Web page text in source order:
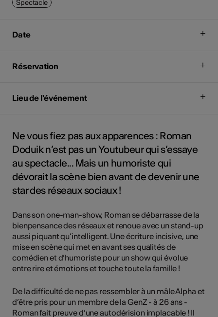
Spectacle
Date
Réservation
Lieu de l'événement
Ne vous fiez pas aux apparences : Roman
Doduik n’est pas un Youtubeur qui s’essaye
au spectacle... Mais un humoriste qui
dévorait la scène bien avant de devenir une
star des réseaux sociaux !
Dans son one-man-show, Roman se débarrasse de la
bienpensance des réseaux et renoue avec un stand-up
aussi piquant qu’intelligent. Une écriture incisive, une
mise en scène qui met en avant ses qualités de
comédien et d’humoriste pour un show qui évolue
entre rire et émotions et touche toute la famille !
De la difficulté de ne pas ressembler à un mâle Alpha et
d’être pris pour un membre de la GenZ - à 26 ans -
Roman fait preuve d’une autodérision implacable ! Il